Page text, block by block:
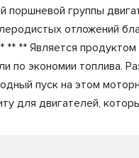
поршневой группы
отложений
** ** Является
по экономии топлива.
пуск на этом
для двигателей,